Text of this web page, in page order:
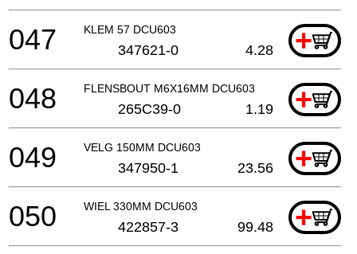
KLEM 57 DCU603 +
047 347621-0 4.28
FLENSBOUT M6X16MM DCU603 +
048 265C39-0 1.19
VELG 150MM DCU603 +
049 347950-1 23.56
WIEL 330MM DCU603 +
050 422857-3 99.48